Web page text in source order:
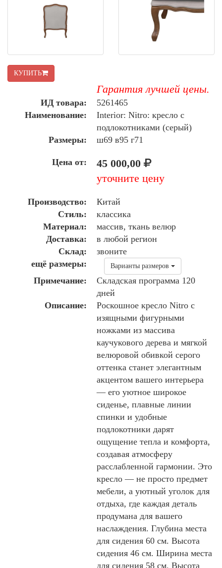
КУПИТЬ
Гарантия лучшей цены.
ИД товара:
5261465
Наименование:
Interior: Nitro: кресло с
подлокотниками (серый)
Размеры:
ш69 в95 г71
Цена от:
45 000,00
уточните цену
Производство:
Китай
Стиль:
классика
Материал:
массив, ткань велюр
Доставка:
в любой регион
Склад:
звоните
ещё размеры:
Варианты размеров
Примечание:
Складская программа 120
дней
Описание:
Роскошное кресло Nitro с
изящными фигурными
ножками из массива
каучукового дерева и мягкой
велюровой обивкой серого
оттенка станет элегантным
акцентом вашего интерьера
— его уютное широкое
сиденье, плавные линии
спинки и удобные
подлокотники дарят
ощущение тепла и комфорта,
создавая атмосферу
расслабленной гармонии. Это
кресло — не просто предмет
мебели, а уютный уголок для
отдыха, где каждая деталь
продумана для вашего
наслаждения. Глубина места
для сидения 60 см. Высота
сидения 46 см. Ширина места
для сидения 58 см. Высота